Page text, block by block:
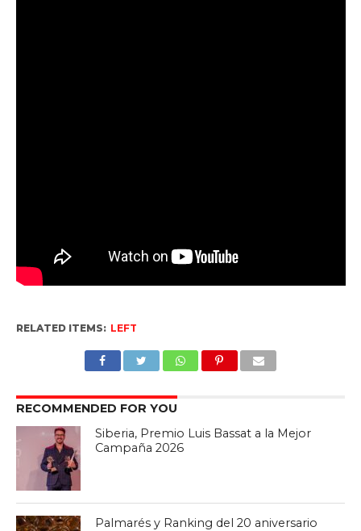
RELATED ITEMS: LEFT
RECOMMENDED FOR YOU
Siberia, Premio Luis Bassat a la Mejor
Campaña 2026
Palmarés y Ranking del 20 aniversario